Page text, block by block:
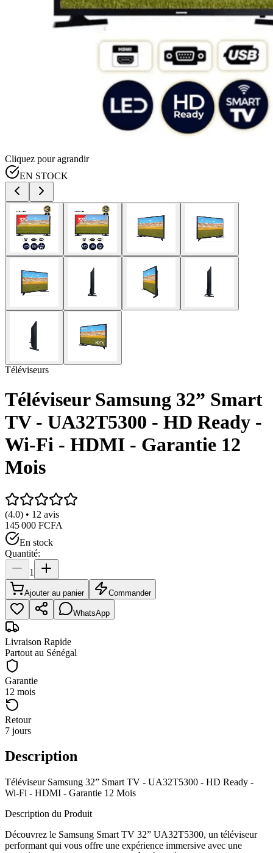
Cliquez pour agrandir
EN STOCK
Téléviseurs
Téléviseur Samsung 32” Smart
TV - UA32T5300 - HD Ready -
Wi-Fi - HDMI - Garantie 12
Mois
(4.0) • 12 avis
145 000 FCFA
En stock
Quantité:
1
Ajouter au panier Commander
WhatsApp
Livraison Rapide
Partout au Sénégal
Garantie
12 mois
Retour
7 jours
Description
Téléviseur Samsung 32” Smart TV - UA32T5300 - HD Ready -
Wi-Fi - HDMI - Garantie 12 Mois
Description du Produit
Découvrez le Samsung Smart TV 32” UA32T5300, un téléviseur
performant qui vous offre une expérience immersive avec une